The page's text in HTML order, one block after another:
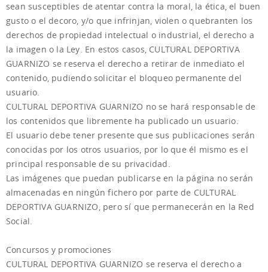
sean susceptibles de atentar contra la moral, la ética, el buen
gusto o el decoro, y/o que infrinjan, violen o quebranten los
derechos de propiedad intelectual o industrial, el derecho a
la imagen o la Ley. En estos casos, CULTURAL DEPORTIVA
GUARNIZO se reserva el derecho a retirar de inmediato el
contenido, pudiendo solicitar el bloqueo permanente del
usuario.
CULTURAL DEPORTIVA GUARNIZO no se hará responsable de
los contenidos que libremente ha publicado un usuario.
El usuario debe tener presente que sus publicaciones serán
conocidas por los otros usuarios, por lo que él mismo es el
principal responsable de su privacidad.
Las imágenes que puedan publicarse en la página no serán
almacenadas en ningún fichero por parte de CULTURAL
DEPORTIVA GUARNIZO, pero sí que permanecerán en la Red
Social.
Concursos y promociones
CULTURAL DEPORTIVA GUARNIZO se reserva el derecho a